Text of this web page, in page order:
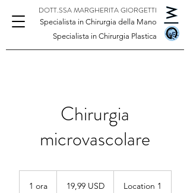
DOTT.SSA MARGHERITA GIORGETTI
Specialista in Chirurgia della Mano
Specialista in Chirurgia Plastica
Chirurgia
microvascolare
1 ora1
statunitensi
19,99 USD Location 1